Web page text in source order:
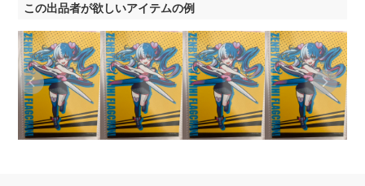
この出品者が欲しいアイテムの例